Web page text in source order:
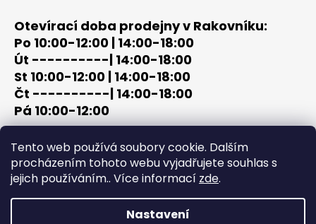
Tento web používá soubory cookie. Dalším
procházením tohoto webu vyjadřujete souhlas s
jejich používáním.. Více informací zde.
Nastavení
Otevírací doba prodejny v Rakovníku:
Po 10:00-12:00 | 14:00-18:00
Út ----------| 14:00-18:00
St 10:00-12:00 | 14:00-18:00
Čt ----------| 14:00-18:00
Pá 10:00-12:00
tel: +420 603 320 859
email: terc-zbrane@seznam.cz